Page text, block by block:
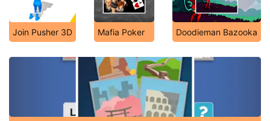
Join Pusher 3D Mafia Poker Doodieman Bazooka